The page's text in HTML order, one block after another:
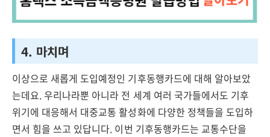
4. 마치며
이상으로 새롭게 도입예정인 기후동행카드에 대해 알아보았
는데요. 우리나라뿐 아니라 전 세계 여러 국가들에서도 기후
위기에 대응해서 대중교통 활성화에 다양한 정책들을 도입하
면서 힘을 쓰고 있답니다. 이번 기후동행카드는 교통수단을